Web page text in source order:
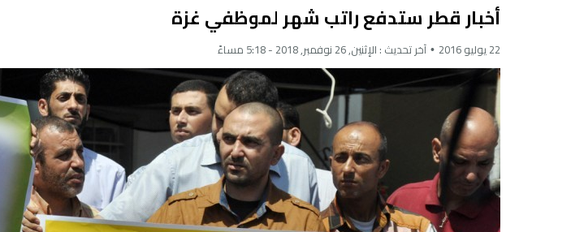
أخبار قطر ستدفع راتب شهر لموظفي غزة
22 يوليو 2016 آخر تحديث : الإثنين, 26 نوفمبر, 2018 - 5:18 مساءً